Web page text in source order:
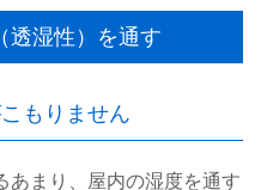
透湿性）を通す
もりません
あまり、屋内の湿度を通す